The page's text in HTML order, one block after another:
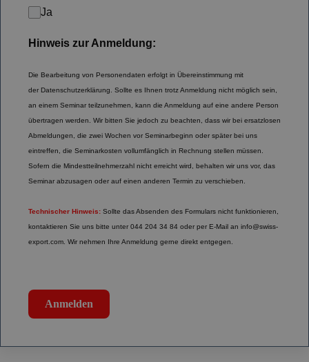
Ja
Hinweis zur Anmeldung:
Die Bearbeitung von Personendaten erfolgt in Übereinstimmung mit
der Datenschutzerklärung. Sollte es Ihnen trotz Anmeldung nicht möglich sein,
an einem Seminar teilzunehmen, kann die Anmeldung auf eine andere Person
übertragen werden. Wir bitten Sie jedoch zu beachten, dass wir bei ersatzlosen
Abmeldungen, die zwei Wochen vor Seminarbeginn oder später bei uns
eintreffen, die Seminarkosten vollumfänglich in Rechnung stellen müssen.
Sofern die Mindestteilnehmerzahl nicht erreicht wird, behalten wir uns vor, das
Seminar abzusagen oder auf einen anderen Termin zu verschieben.
Technischer Hinweis: Sollte das Absenden des Formulars nicht funktionieren,
kontaktieren Sie uns bitte unter 044 204 34 84 oder per E-Mail an info@swiss-
export.com. Wir nehmen Ihre Anmeldung gerne direkt entgegen.
Anmelden